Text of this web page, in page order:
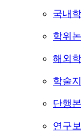
국내
학위
해외
학술지
단행본
연구